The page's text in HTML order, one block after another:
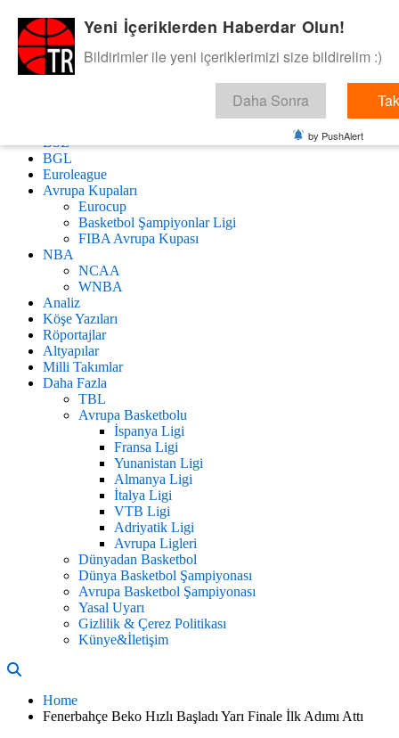
Skip
content
BasketTR
Sol dip çizgiden bir basket de bizden gelsin dedik.
BSL
BGL
Euroleague
Avrupa Kupaları
Eurocup
Basketbol Şampiyonlar Ligi
FIBA Avrupa Kupası
NBA
NCAA
WNBA
Analiz
Köşe Yazıları
Röportajlar
Altyapılar
Milli Takımlar
Daha Fazla
TBL
Avrupa Basketbolu
İspanya Ligi
Fransa Ligi
Yunanistan Ligi
Almanya Ligi
İtalya Ligi
VTB Ligi
Adriyatik Ligi
Avrupa Ligleri
Dünyadan Basketbol
Dünya Basketbol Şampiyonası
Avrupa Basketbol Şampiyonası
Yasal Uyarı
Gizlilik & Çerez Politikası
Künye&İletişim
Home
Fenerbahçe Beko Hızlı Başladı Yarı Finale İlk Adımı Attı
Yeni İçeriklerden Haberdar Olun!
Bildirimler ile yeni içeriklerimizi size bildirelim :)
Daha Sonra
by PushAlert